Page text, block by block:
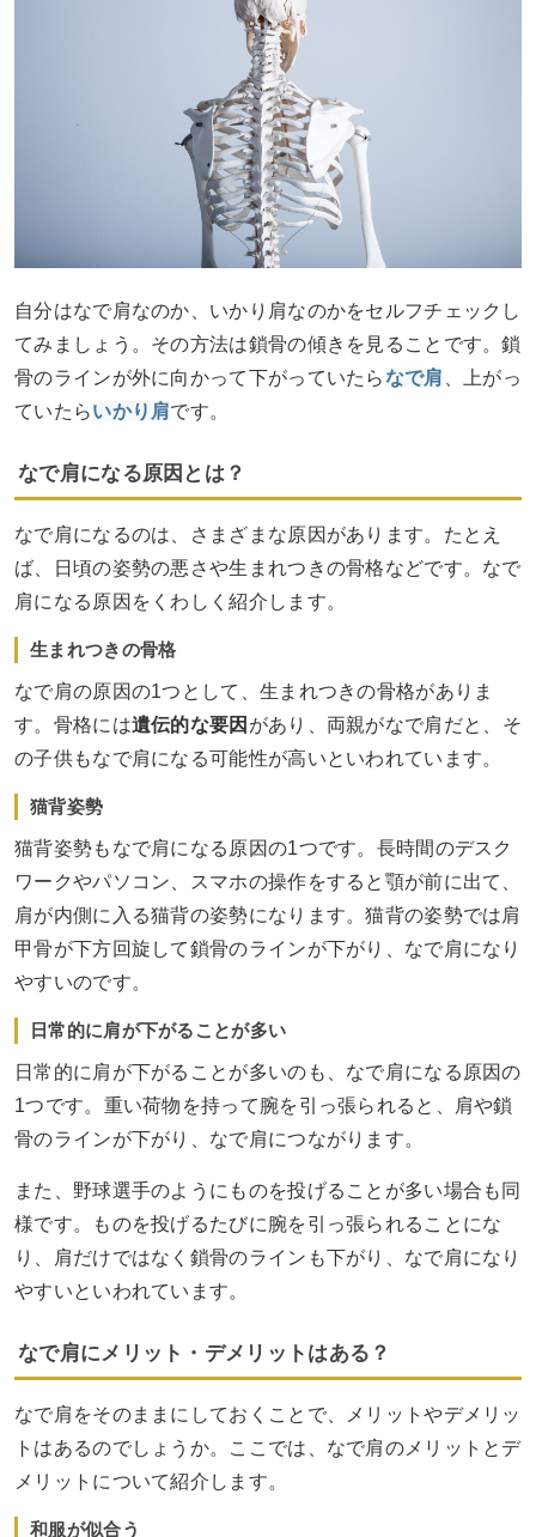
自分はなで肩なのか、いかり肩なのかをセルフチェックし
てみましょう。その方法は鎖骨の傾きを見ることです。鎖
骨のラインが外に向かって下がっていたらなで肩 、上がっ
ていたらいかり肩です。
なで肩になる原因とは？
なで肩になるのは、さまざまな原因があります。たとえ
ば、日頃の姿勢の悪さや生まれつきの骨格などです。なで
肩になる原因をくわしく紹介します。
生まれつきの骨格
なで肩の原因の1つとして、生まれつきの骨格がありま
す。骨格には遺伝的な要因 があり、両親がなで肩だと、そ
の子供もなで肩になる可能性が高いといわれています。
猫背姿勢
猫背姿勢もなで肩になる原因の1つです。長時間のデスク
ワークやパソコン、スマホの操作をすると顎が前に出て、
肩が内側に入る猫背の姿勢になります。猫背の姿勢では肩
甲骨が下方回旋して鎖骨のラインが下がり、なで肩になり
やすいのです。
日常的に肩が下がることが多い
日常的に肩が下がることが多いのも、なで肩になる原因の
1つです。重い荷物を持って腕を引っ張られると、肩や鎖
骨のラインが下がり、なで肩につながります。
また、野球選手のようにものを投げることが多い場合も同
様です。ものを投げるたびに腕を引っ張られることにな
り、肩だけではなく鎖骨のラインも下がり、なで肩になり
やすいといわれています。
なで肩にメリット・デメリットはある？
なで肩をそのままにしておくことで、メリットやデメリッ
トはあるのでしょうか。ここでは、なで肩のメリットとデ
メリットについて紹介します。
和服が似合う